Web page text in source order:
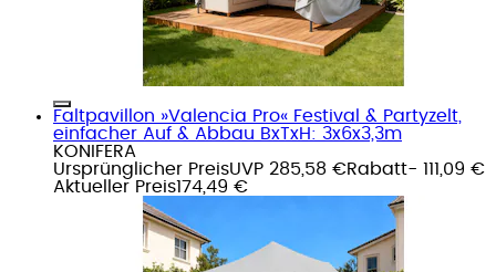
Faltpavillon »Valencia Pro« Festival & Partyzelt,
einfacher Auf & Abbau BxTxH: 3x6x3,3m
KONIFERA
Ursprünglicher PreisUVP 285,58 €Rabatt- 111,09 €
Aktueller Preis174,49 €